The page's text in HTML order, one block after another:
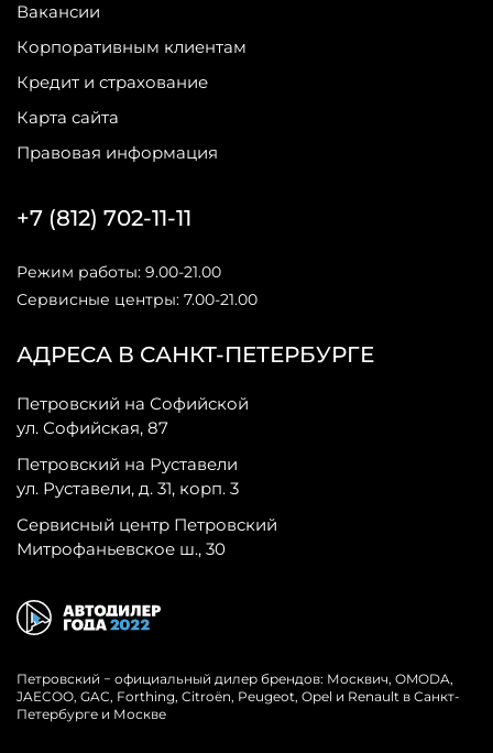
Вакансии
Корпоративным клиентам
Кредит и страхование
Карта сайта
Правовая информация
АДРЕСА В САНКТ-ПЕТЕРБУРГЕ
Петровский на Софийской
ул. Софийская, 87
Петровский на Руставели
ул. Руставели, д. 31, корп. 3
Сервисный центр Петровский
Митрофаньевское ш., 30
+7 (812) 702-11-11
Режим работы: 9.00-21.00
Сервисные центры: 7.00-21.00
Петровский − официальный дилер брендов: Москвич, OMODA,
JAECOO, GAC, Forthing, Citroёn, Peugeot, Opel и Renault в Санкт-
Петербурге и Москве